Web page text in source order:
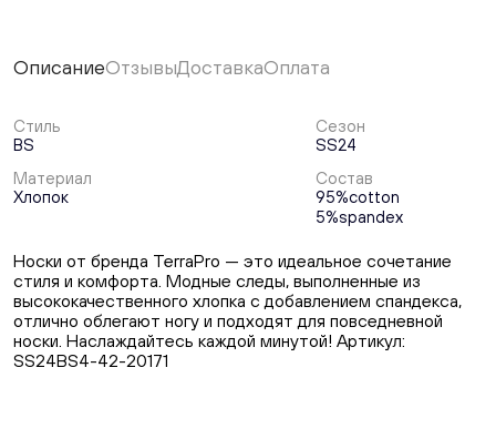
ОписаниеОтзывыДоставкаОплата
Стиль
BS
Сезон
SS24
Материал
Хлопок
Состав
95%cotton
5%spandex
Носки от бренда TerraPro — это идеальное сочетание
стиля и комфорта. Модные следы, выполненные из
высококачественного хлопка с добавлением спандекса,
отлично облегают ногу и подходят для повседневной
носки. Наслаждайтесь каждой минутой! Артикул:
SS24BS4-42-20171